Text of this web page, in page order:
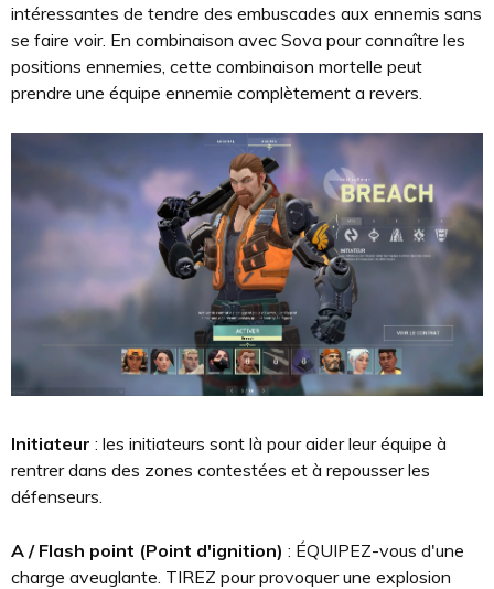
intéressantes de tendre des embuscades aux ennemis sans
se faire voir. En combinaison avec Sova pour connaître les
positions ennemies, cette combinaison mortelle peut
prendre une équipe ennemie complètement a revers.
Initiateur : les initiateurs sont là pour aider leur équipe à
rentrer dans des zones contestées et à repousser les
défenseurs.
A / Flash point (Point d'ignition) : ÉQUIPEZ-vous d'une
charge aveuglante. TIREZ pour provoquer une explosion